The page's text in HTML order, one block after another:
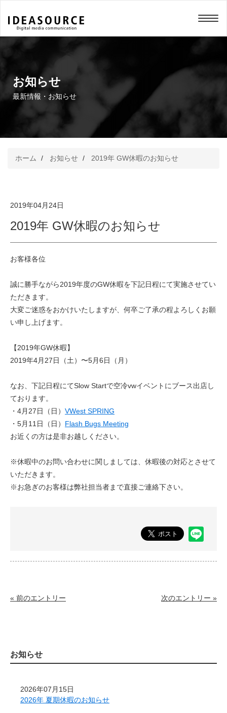
メニュ
お知らせ
最新情報・お知らせ
ホーム お知らせ 2019年 GW休暇のお知らせ
2019年04月24日
2019年 GW休暇のお知らせ
お客様各位
誠に勝手ながら2019年度のGW休暇を下記日程にて実施させてい
ただきます。
大変ご迷惑をおかけいたしますが、何卒ご了承の程よろしくお願
い申し上げます。
【2019年GW休暇】
2019年4月27日（土）〜5月6日（月）
なお、下記日程にてSlow Startで空冷vwイベントにブース出店し
ております。
・4月27日（日） VWest SPRING
・5月11日（日） Flash Bugs Meeting
お近くの方は是非お越しください。
※休暇中のお問い合わせに関しましては、休暇後の対応とさせて
いただきます。
※お急ぎのお客様は弊社担当者まで直接ご連絡下さい。
« 前のエントリー 次のエントリー »
お知らせ
2026年07月15日
2026年 夏期休暇のお知らせ